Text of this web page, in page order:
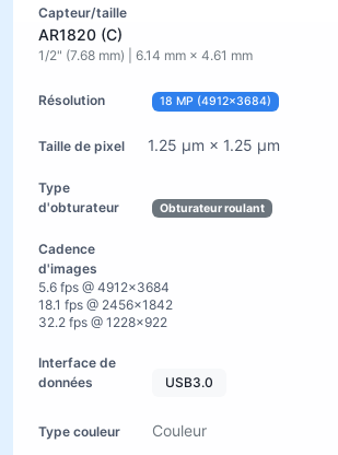
AR1820 (C)
1/2" (7.68 mm) | 6.14 mm × 4.61 mm
18 MP (4912×3684)
1.25 µm × 1.25 µm
Obturateur roulant
5.6 fps @ 4912×3684
18.1 fps @ 2456×1842
32.2 fps @ 1228×922
USB3.0
Couleur